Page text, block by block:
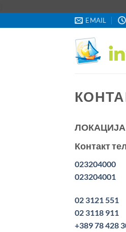
content
EMAIL
ЛОКАЦИЈА
Контакт
023204000
023204001
02 3121 551
02 3118 911
+389 78 428